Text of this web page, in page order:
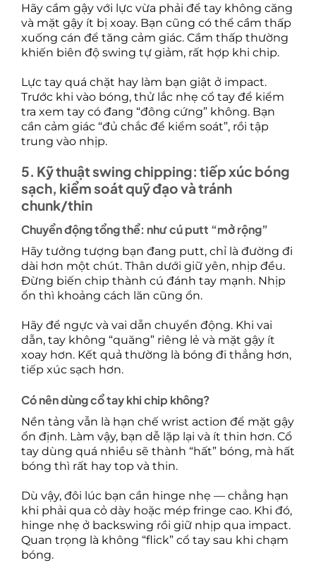
Hãy cầm gậy với lực vừa phải để tay không căng
và mặt gậy ít bị xoay. Bạn cũng có thể cầm thấp
xuống cán để tăng cảm giác. Cầm thấp thường
khiến biên độ swing tự giảm, rất hợp khi chip.
Lực tay quá chặt hay làm bạn giật ở impact.
Trước khi vào bóng, thử lắc nhẹ cổ tay để kiểm
tra xem tay có đang “đông cứng” không. Bạn
cần cảm giác “đủ chắc để kiểm soát”, rồi tập
trung vào nhịp.
5. Kỹ thuật swing chipping: tiếp xúc bóng
sạch, kiểm soát quỹ đạo và tránh
chunk/thin
Chuyển động tổng thể: như cú putt “mở rộng”
Hãy tưởng tượng bạn đang putt, chỉ là đường đi
dài hơn một chút. Thân dưới giữ yên, nhịp đều.
Đừng biến chip thành cú đánh tay mạnh. Nhịp
ổn thì khoảng cách lăn cũng ổn.
Hãy để ngực và vai dẫn chuyển động. Khi vai
dẫn, tay không “quăng” riêng lẻ và mặt gậy ít
xoay hơn. Kết quả thường là bóng đi thẳng hơn,
tiếp xúc sạch hơn.
Có nên dùng cổ tay khi chip không?
Nền tảng vẫn là hạn chế wrist action để mặt gậy
ổn định. Làm vậy, bạn dễ lặp lại và ít thin hơn. Cổ
tay dùng quá nhiều sẽ thành “hất” bóng, mà hất
bóng thì rất hay top và thin.
Dù vậy, đôi lúc bạn cần hinge nhẹ — chẳng hạn
khi phải qua cỏ dày hoặc mép fringe cao. Khi đó,
hinge nhẹ ở backswing rồi giữ nhịp qua impact.
Quan trọng là không “flick” cổ tay sau khi chạm
bóng.